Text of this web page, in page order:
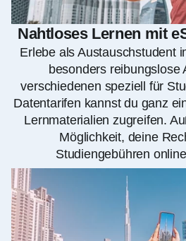
Nahtloses Lernen mit
Erlebe als Austauschstudent
besonders reibungslose
verschiedenen speziell für
Datentarifen kannst du ganz
Lernmaterialien zugreifen.
Möglichkeit, deine
Studiengebühren